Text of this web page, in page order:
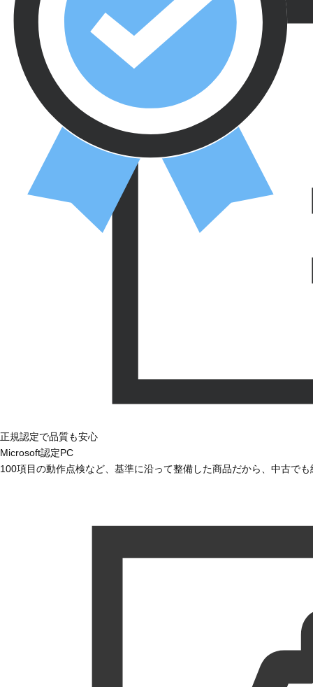
正規認定で品質も安心
Microsoft認定PC
100項目の動作点検など、基準に沿って整備した商品だから、中古で